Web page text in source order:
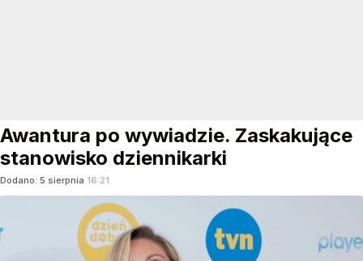
Awantura po wywiadzie. Zaskakujące
stanowisko dziennikarki
Dodano: 5 sierpnia 16:21